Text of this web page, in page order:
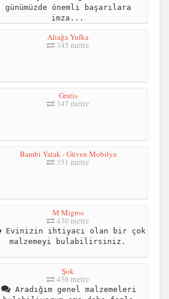
günümüzde önemli başarılara
imza...
Aliağa Yufka
345 metre
Gratis
347 metre
Bambi Yatak - Güven Mobilya
351 metre
M Migros
430 metre
Evinizin ihtiyacı olan bir çok
malzemeyi bulabilirsiniz.
Şok
436 metre
Aradığım genel malzemeleri